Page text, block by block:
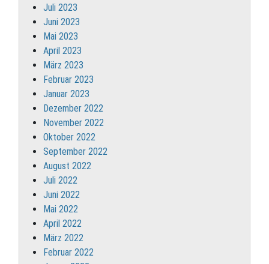
Juli 2023
Juni 2023
Mai 2023
April 2023
März 2023
Februar 2023
Januar 2023
Dezember 2022
November 2022
Oktober 2022
September 2022
August 2022
Juli 2022
Juni 2022
Mai 2022
April 2022
März 2022
Februar 2022